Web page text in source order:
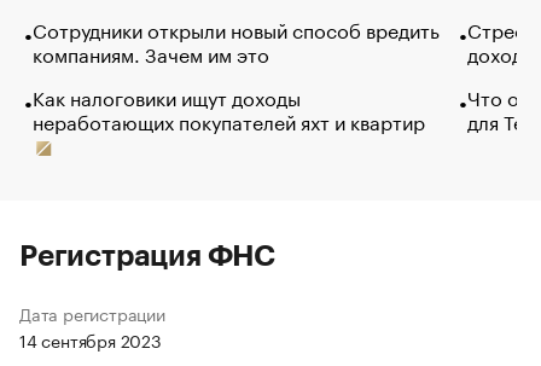
Сотрудники открыли новый способ вредить
компаниям. Зачем им это
Как налоговики ищут доходы
неработающих покупателей яхт и квартир
Что
для
Регистрация ФНС
Дата регистрации
14 сентября 2023